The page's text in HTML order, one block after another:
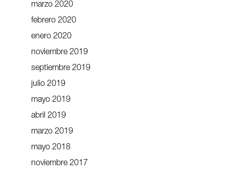
marzo 2020
febrero 2020
enero 2020
noviembre 2019
septiembre 2019
julio 2019
mayo 2019
abril 2019
marzo 2019
mayo 2018
noviembre 2017